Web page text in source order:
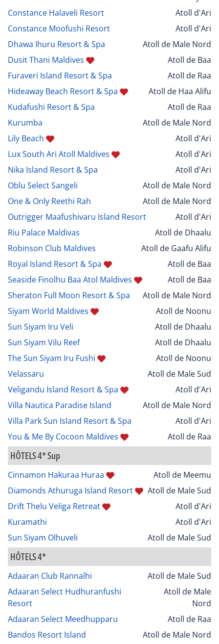
Constance Halaveli Resort
Atoll d'Ari
Constance Moofushi Resort
Atoll d'Ari
Dhawa Ihuru Resort & Spa
Atoll de Male Nord
Dusit Thani Maldives
Atoll de Baa
Furaveri Island Resort & Spa
Atoll de Raa
Hideaway Beach Resort & Spa
Atoll de Haa Alifu
Kudafushi Resort & Spa
Atoll de Raa
Kurumba
Atoll de Male Nord
Lily Beach
Atoll d'Ari
Lux South Ari Atoll Maldives
Atoll d'Ari
Nika Island Resort & Spa
Atoll d'Ari
Oblu Select Sangeli
Atoll de Male Nord
One & Only Reethi Rah
Atoll de Male Nord
Outrigger Maafushivaru Island Resort
Atoll d'Ari
Riu Palace Maldivas
Atoll de Dhaalu
Robinson Club Maldives
Atoll de Gaafu Alifu
Royal Island Resort & Spa
Atoll de Baa
Seaside Finolhu Baa Atol Maldives
Atoll de Baa
Sheraton Full Moon Resort & Spa
Atoll de Male Nord
Siyam World Maldives
Atoll de Noonu
Sun Siyam Iru Veli
Atoll de Dhaalu
Sun Siyam Vilu Reef
Atoll de Dhaalu
The Sun Siyam Iru Fushi
Atoll de Noonu
Velassaru
Atoll de Male Sud
Veligandu Island Resort & Spa
Atoll d'Ari
Villa Nautica Paradise Island
Atoll de Male Nord
Villa Park Sun Island Resort & Spa
Atoll d'Ari
You & Me By Cocoon Maldives
Atoll de Raa
HÔTELS 4* Sup
Cinnamon Hakuraa Huraa
Atoll de Meemu
Diamonds Athuruga Island Resort
Atoll de Male Sud
Drift Thelu Veliga Retreat
Atoll d'Ari
Kuramathi
Atoll d'Ari
Sun Siyam Olhuveli
Atoll de Male Sud
HÔTELS 4*
Adaaran Club Rannalhi
Atoll de Male Sud
Adaaran Select Hudhuranfushi
Resort
Atoll de Male
Nord
Adaaran Select Meedhupparu
Atoll de Raa
Bandos Resort Island
Atoll de Male Nord